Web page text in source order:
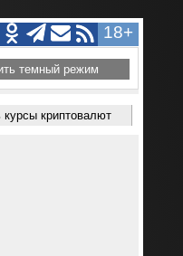
18+
темный режим
курсы криптовалют